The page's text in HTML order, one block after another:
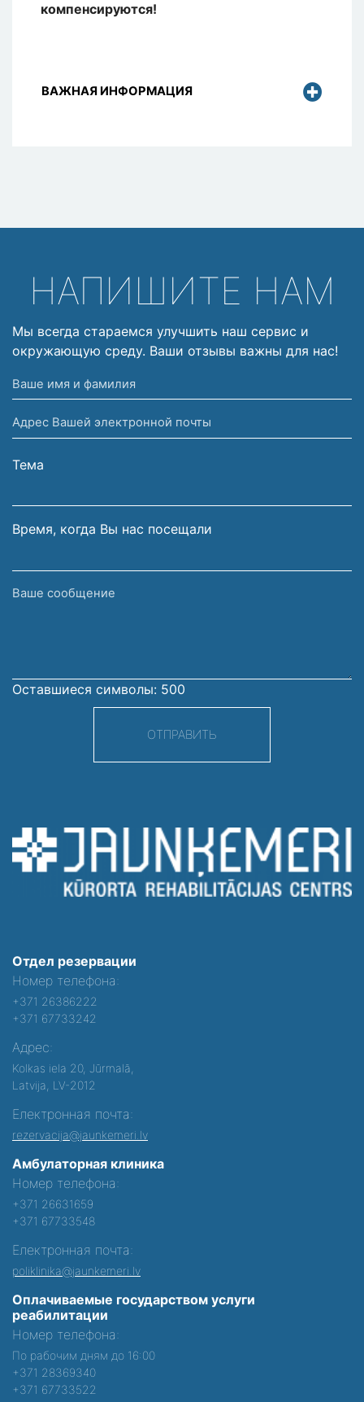
компенсируются!
ВАЖНАЯ ИНФОРМАЦИЯ
НАПИШИТЕ НАМ
Мы всегда стараемся улучшить наш сервис и
окружающую среду. Ваши отзывы важны для нас!
Ваше
имя
и
фамилия
Адрес
Вашей
электронной
Тема
Время, когда Вы нас посещали
Ваше
Оставшиеся символы: 500
ОТПРАВИТЬ
Отдел резервации
Номер телефона:
+371 26386222
+371 67733242
Адрес:
Kolkas iela 20, Jūrmalā,
Latvija, LV-2012
Електронная почта:
rezervacija@jaunkemeri.lv
Амбулаторная клиника
Номер телефона:
+371 26631659
+371 67733548
Електронная почта:
poliklinika@jaunkemeri.lv
Оплачиваемые государством услуги
реабилитации
Номер телефона:
По рабочим дням до 16:00
+371 28369340
+371 67733522